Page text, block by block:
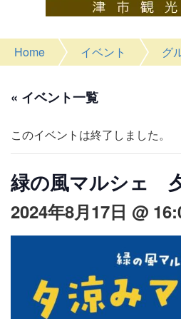
Home イベント グ
« イベント一覧
このイベントは終了しました。
緑の風マルシェ
2024年8月17日 @